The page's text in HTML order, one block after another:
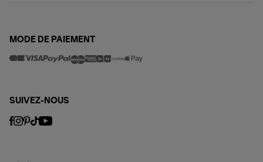
MODE DE PAIEMENT
SUIVEZ-NOUS